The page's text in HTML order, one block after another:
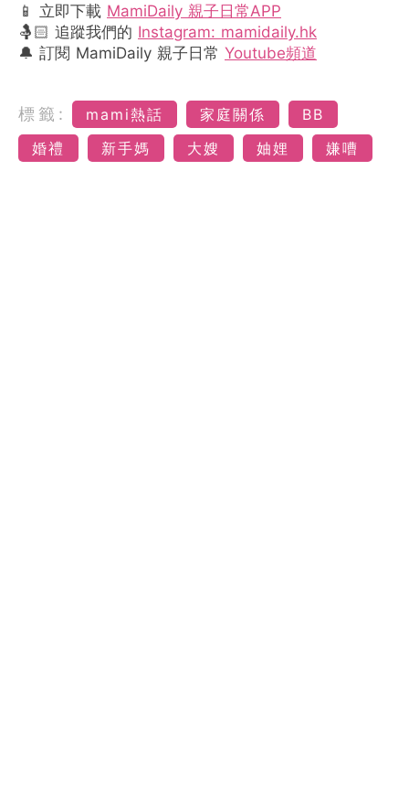
📱 立即下載 MamiDaily 親子日常APP
🤱🏻 追蹤我們的 Instagram: mamidaily.hk
🔔 訂閱 MamiDaily 親子日常 Youtube頻道
標籤: mami熱話 家庭關係
BB
婚禮
新手媽 大嫂 妯娌 嫌嘈